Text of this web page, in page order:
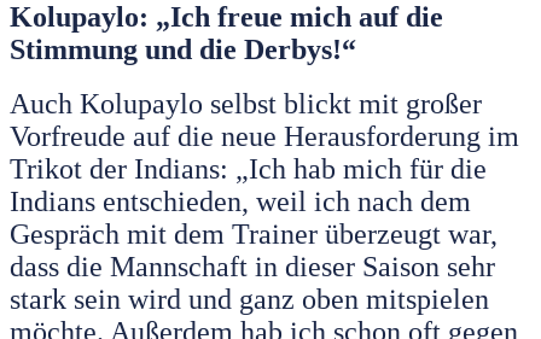
Kolupaylo: „Ich freue mich auf die
Stimmung und die Derbys!“
Auch Kolupaylo selbst blickt mit großer
Vorfreude auf die neue Herausforderung im
Trikot der Indians: „Ich hab mich für die
Indians entschieden, weil ich nach dem
Gespräch mit dem Trainer überzeugt war,
dass die Mannschaft in dieser Saison sehr
stark sein wird und ganz oben mitspielen
möchte. Außerdem hab ich schon oft gegen